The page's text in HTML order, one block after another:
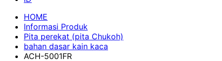
HOME
Informasi Produk
Pita perekat (pita Chukoh)
bahan dasar kain kaca
ACH-5001FR